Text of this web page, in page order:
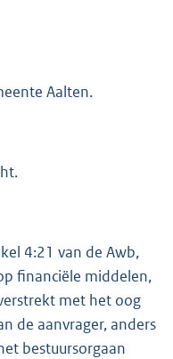
Aalten.
4:21 van de Awb,
financiële middelen,
met het oog
de aanvrager, anders
bestuursorgaan